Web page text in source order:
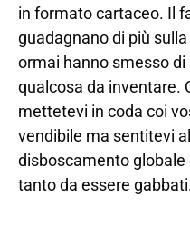
in formato cartaceo. Il
guadagnano di più
ormai hanno smesso
qualcosa da inventare.
mettetevi in coda coi
vendibile ma sentitevi
disboscamento globale
tanto da essere